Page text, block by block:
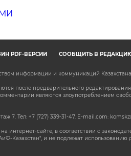
PDF-ВЕРСИЙ СООБЩИТЬ В
информации и коммуникаций
после предварительного
являются злоупотреблением
7. Тел: +7 (727) 339-31-47. E-mail.com:
сайте, в соответствии с
Казахстан", и не подлежат